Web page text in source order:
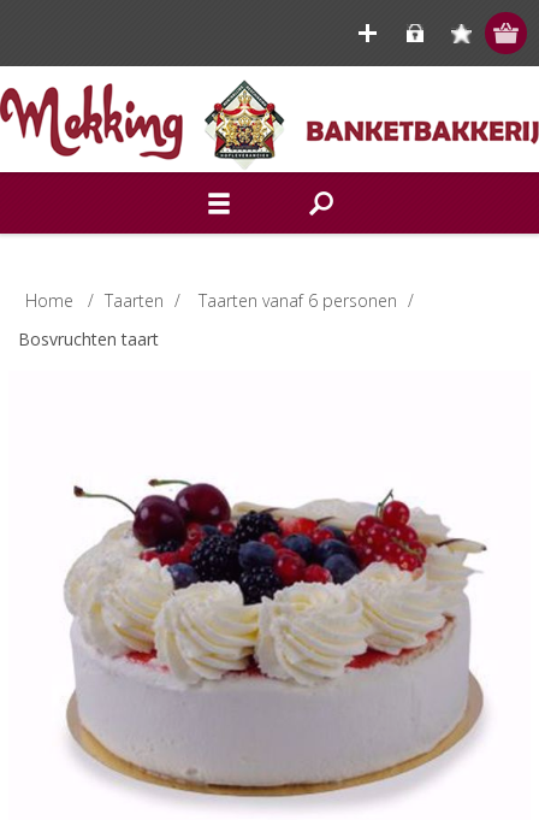
Home / Taarten / Taarten vanaf 6 personen /
Bosvruchten taart